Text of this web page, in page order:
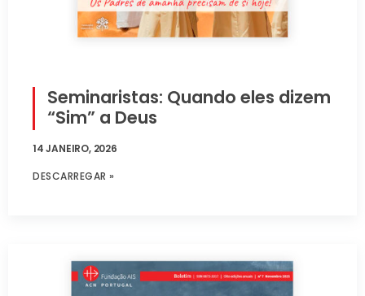
Seminaristas: Quando eles dizem
“Sim” a Deus
14 JANEIRO, 2026
DESCARREGAR »